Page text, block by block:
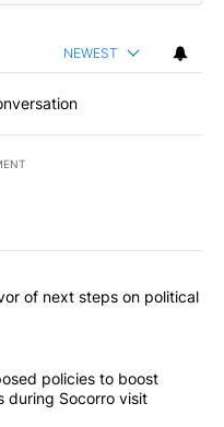
NEWEST
articles in the last
votes in favor of next
of next steps on political
proposed policies to
policies to boost
during Socorro visit